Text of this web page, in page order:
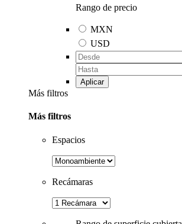
Rango de precio
MXN
USD
Aplicar
Más filtros
Más filtros
Espacios
Recámaras